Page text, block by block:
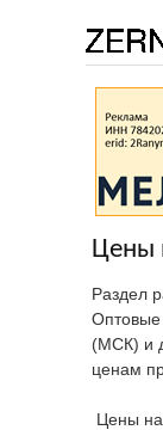
Цены
Раздел
Оптовые
(МСК) и
ценам
Цены на